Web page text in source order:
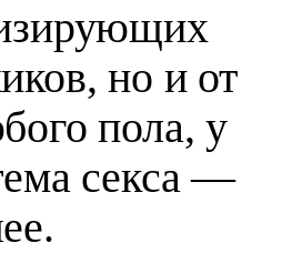
но и от
пола, у
секса —